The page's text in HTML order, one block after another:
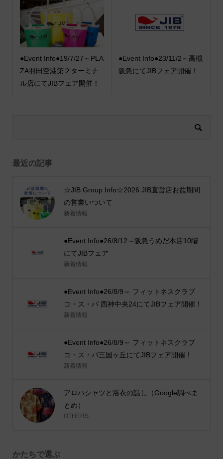
●Event Info●19/7/27～PLA
ZA羽田空港第２ターミナ
ル店にてJIBフェア開催！
●Event Info●23/11/2～高槻
阪急にてJIBフェア開催！
最近の記事
☆JIB Group Info☆2026 JIB直営店お盆期間
の営業いついて
新着情報
●Event Info●26/8/12～阪急うめだ本店10階
にてJIBフェア
新着情報
●Event Info●26/8/9～ フィットネスクラブ
コ・ス・パ 西神中央24にてJIBフェア開催！
新着情報
●Event Info●26/8/9～ フィットネスクラブ
コ・ス・パ三国ヶ丘にてJIBフェア開催！
新着情報
アロハシャツと浴衣の話し（Google調べま
とめ）
OTHERS
かたちで選ぶ